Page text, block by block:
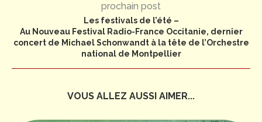
prochain post
Les festivals de l’été –
Au Nouveau Festival Radio-France Occitanie, dernier
concert de Michael Schonwandt à la tête de l’Orchestre
national de Montpellier
VOUS ALLEZ AUSSI AIMER...